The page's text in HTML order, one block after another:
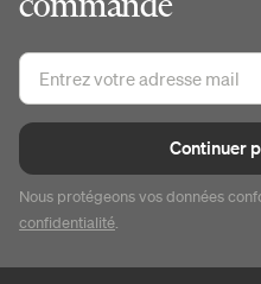
Continuer
Nous protégeons vos données
confidentialité.